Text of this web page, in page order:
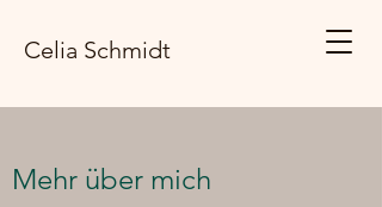
Celia Schmidt
Mehr über mich